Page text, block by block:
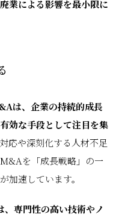
業による影響を最小限に
は、企業の持続的成長
効な手段として注目を集
応や深刻化する人材不足
を「成長戦略」の一
加速しています。
専門性の高い技術やノ